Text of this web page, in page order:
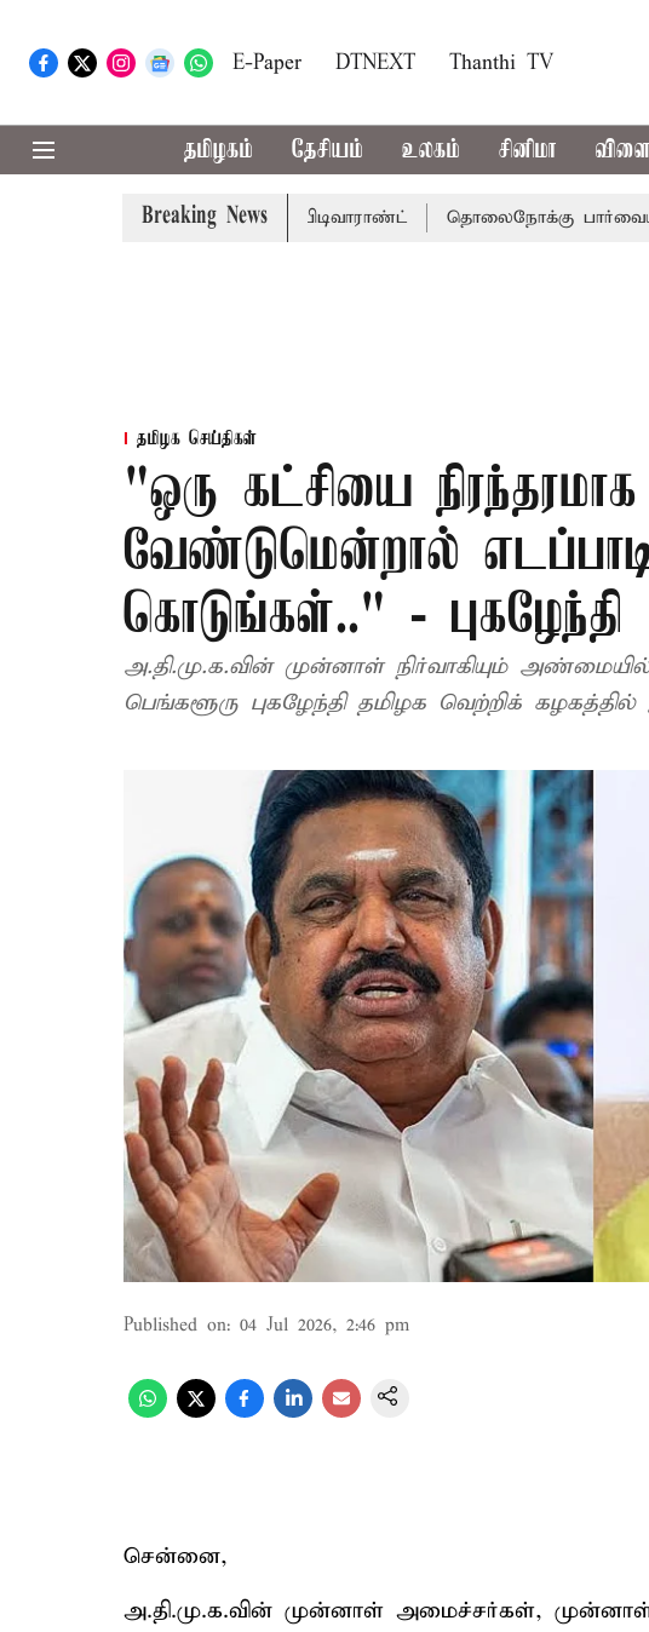
E-Paper DTNEXT Thanthi TV
தமிழகம் தேசியம் உலகம் சினிமா
Breaking News
சென்னை நீதிமன்றம் பிடிவாராண்ட் தொலைநோக்கு பார்வையுடன்
தமிழக செய்திகள்
"ஒரு கட்சியை
வேண்டுமென்றால்
கொடுங்கள்.." - புகழேந்தி
அ.தி.மு.க.வின் முன்னாள் நிர்வாகியும் அண்மையில்
பெங்களூரு புகழேந்தி தமிழக வெற்றிக்
Published on: 04 Jul 2026, 2:46 pm
சென்னை,
அ.தி.மு.க.வின் முன்னாள் அமைச்சர்கள்,